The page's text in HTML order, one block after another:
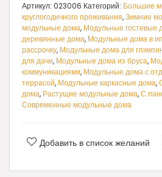
Артикул: 023006 Категорий: Большие
круглогодичного проживания,Зимние
модульные дома, Модульные гостевые
деревянные дома, Модульные дома в
рассрочку, Модульные дома для
для дачи, Модульные дома из бруса,
коммуникациями, Модульные дома с
террасой, Модульные каркасные дома,
дома, Растущие модульные дома,С
Современные модульные дома
Добавить в список желаний